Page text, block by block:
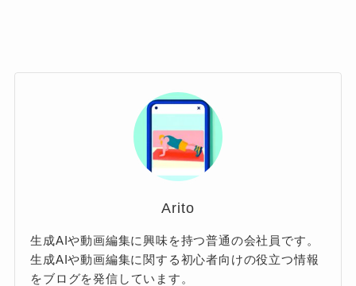
Arito
生成AIや動画編集に興味を持つ普通の会社員です。
生成AIや動画編集に関する初心者向けの役立つ情報
をブログを発信しています。